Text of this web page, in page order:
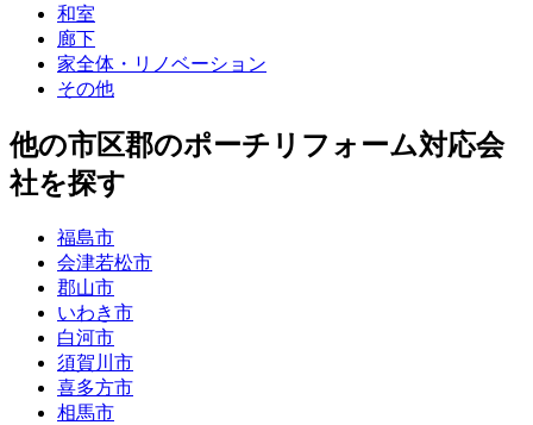
和室
廊下
家全体・リノベーション
その他
他の市区郡のポーチリフォーム対応会
社を探す
福島市
会津若松市
郡山市
いわき市
白河市
須賀川市
喜多方市
相馬市